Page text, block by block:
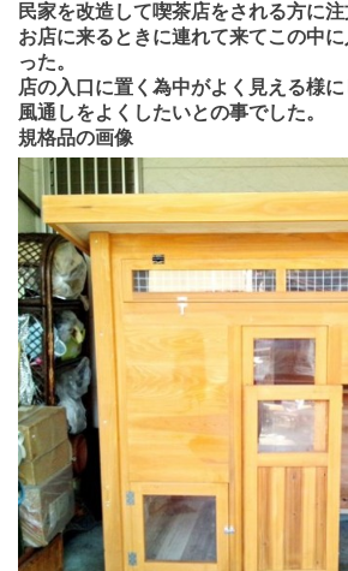
民家を改造して喫茶店をされる方に
お店に来るときに連れて来てこの中
った。
店の入口に置く為中がよく見える様
風通しをよくしたいとの事でした。
規格品の画像